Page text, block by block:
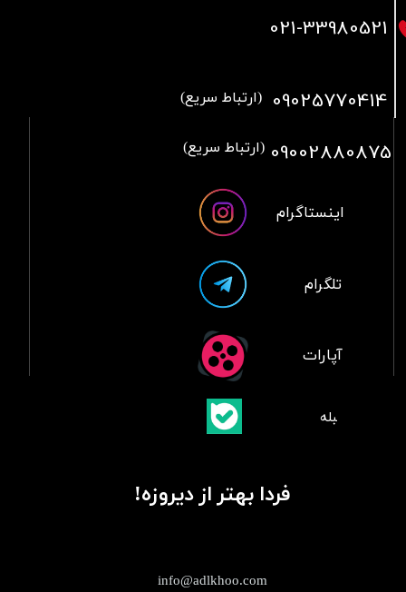
info@adlkhoo.com
021-33980521
09025770414 (ارتباط سریع)
09002880875 (ارتباط سریع)
فردا بهتر از دیروزه!
آپارات
تلگرام
اینستاگرام
​بلبله​​​​​​​بله